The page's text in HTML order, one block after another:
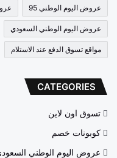
عروض اليوم الوطني 95
عروض اليوم الوطني السعودي
مواقع تسوق الدفع عند الاستلام
CATEGORIES
تسوق اون لاين
كوبونات خصم
عروض اليوم الوطني